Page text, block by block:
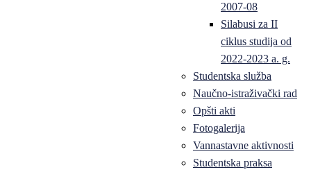
2007-08
Silabusi za II
ciklus studija od
2022-2023 a. g.
Studentska služba
Naučno-istraživački rad
Opšti akti
Fotogalerija
Vannastavne aktivnosti
Studentska praksa